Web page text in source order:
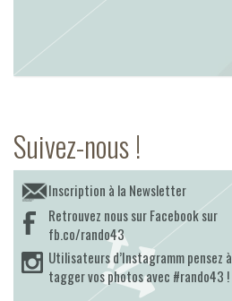
Suivez-nous !
Inscription à la Newsletter
Retrouvez nous sur Facebook sur
fb.co/rando43
Utilisateurs d’Instagramm pensez à
tagger vos photos avec #rando43 !